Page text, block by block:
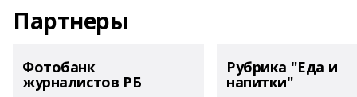
Партнеры
Фотобанк
журналистов РБ
Рубрика "Еда и
напитки"